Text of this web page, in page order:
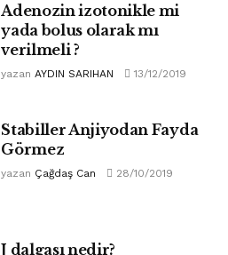
Adenozin izotonikle mi
yada bolus olarak mı
verilmeli ?
yazan AYDIN SARIHAN 13/12/2019
Stabiller Anjiyodan Fayda
Görmez
yazan Çağdaş Can 28/10/2019
J dalgası nedir?